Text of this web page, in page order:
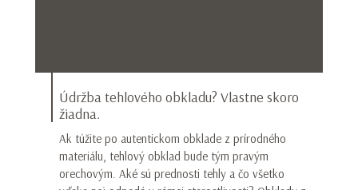
Údržba tehlového obkladu? Vlastne skoro
žiadna.
Ak túžite po autentickom obklade z prírodného
materiálu, tehlový obklad bude tým pravým
orechovým. Aké sú prednosti tehly a čo všetko